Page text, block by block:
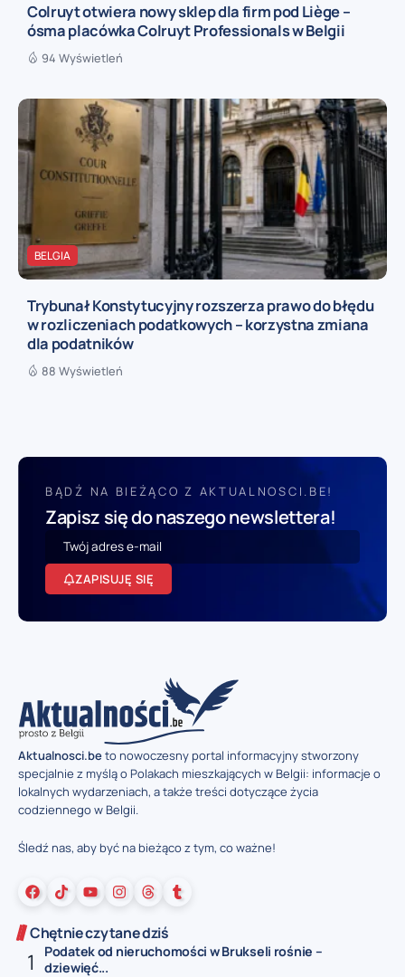
Colruyt otwiera nowy sklep dla firm pod Liège –
ósma placówka Colruyt Professionals w Belgii
94 Wyświetleń
BELGIA
Trybunał Konstytucyjny rozszerza prawo do błędu
w rozliczeniach podatkowych – korzystna zmiana
dla podatników
88 Wyświetleń
BĄDŹ NA BIEŻĄCO Z AKTUALNOSCI.BE!
Zapisz się do naszego newslettera!
ZAPISUJĘ SIĘ
Aktualnosci.beto nowoczesny portal informacyjny stworzony
specjalnie z myślą o Polakach mieszkających w Belgii: informacje o
lokalnych wydarzeniach, a także treści dotyczące życia
codziennego w Belgii.
Śledź nas, aby być na bieżąco z tym, co ważne!
Chętnie czytane dziś
Podatek od nieruchomości w Brukseli rośnie –
dziewięć...